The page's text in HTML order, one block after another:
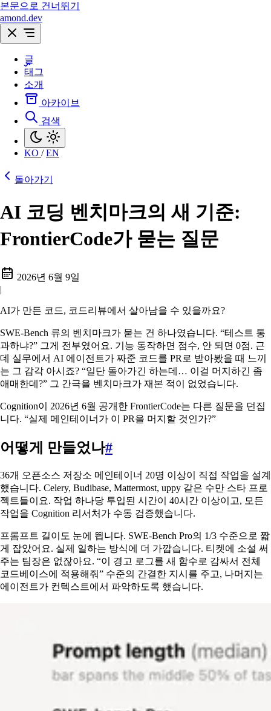
본문으로 건너뛰기
amond.dev
글
태그
소개
아카이브
검색
KO / EN
돌아가기
AI 코딩 벤치마크의 새 기준:
FrontierCode가 묻는 질문
2026년 6월 9일
|
AI가 만든 코드, 코드리뷰에서 살아남을 수 있을까요?
SWE-Bench 류의 벤치마크가 묻는 건 하나였습니다. “테스트 통
과하냐?” 그게 전부였어요. 기능 동작하면 점수, 안 되면 0점. 근
데 실무에서 AI 에이전트가 짜준 코드를 PR로 받아봤을 때 느끼
는 그 감각 아시죠? “일단 돌아가긴 하는데… 이걸 머지하긴 좀
애매한데?” 그 간극을 벤치마크가 재본 적이 없었습니다.
Cognition이 2026년 6월 공개한 FrontierCode는 다른 질문을 던집
니다. “실제 메인테이너가 이 PR을 머지할 것인가?”
어떻게 만들었나#
36개 오픈소스 저장소 메인테이너 20명 이상이 직접 작업을 설계
했습니다. Celery, Budibase, Mattermost, uppy 같은 수만 스타 프로
젝트들이요. 작업 하나당 투입된 시간이 40시간 이상이고, 모든
작업을 Cognition 리서처가 수동 검증했습니다.
프롬프트 길이도 눈에 띕니다. SWE-Bench Pro의 1/3 수준으로 짧
게 잡았어요. 실제 일하는 방식에 더 가깝습니다. 티켓에 소설 써
주는 팀장은 없잖아요. “이 경고 로그를 새 함수로 감싸서 전체
코드베이스에 적용해줘” 수준의 간결한 지시를 주고, 나머지는
에이전트가 컨텍스트에서 파악하도록 했습니다.